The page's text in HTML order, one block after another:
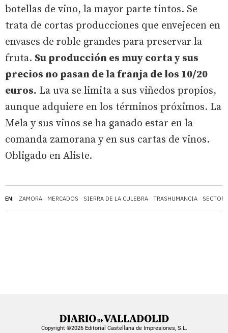
EN: ZAMORA MERCADOS SIERRA DE LA CULEBRA TRASHUMANCIA
botellas de vino, la mayor parte tintos. Se
trata de cortas producciones que envejecen en
envases de roble grandes para preservar la
fruta. Su producción es muy corta y sus
precios no pasan de la franja de los 10/20
euros. La uva se limita a sus viñedos propios,
aunque adquiere en los términos próximos. La
Mela y sus vinos se ha ganado estar en la
comanda zamorana y en sus cartas de vinos.
Obligado en Aliste.
Copyright ©2026 Editorial Castellana de Impresiones, S.L.